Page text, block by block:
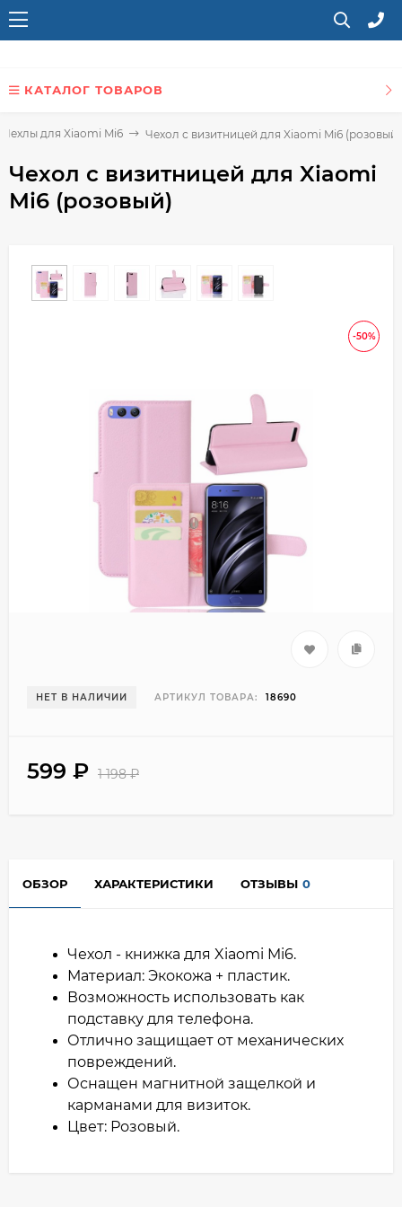
КАТАЛОГ ТОВАРОВ
Чехлы для Xiaomi Mi6 Чехол с визитницей для Xiaomi Mi6 (розовый)
Чехол с визитницей для Xiaomi
Mi6 (розовый)
-50%
НЕТ В НАЛИЧИИ АРТИКУЛ ТОВАРА: 18690
599 ₽ 1 198₽
ОБЗОР ХАРАКТЕРИСТИКИ ОТЗЫВЫ 0
Чехол - книжка для Xiaomi Mi6.
Материал: Экокожа + пластик.
Возможность использовать как
подставку для телефона.
Отлично защищает от механических
повреждений.
Оснащен магнитной защелкой и
карманами для визиток.
Цвет: Розовый.